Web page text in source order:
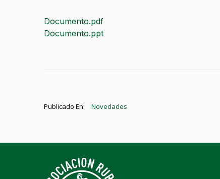
Documento.pdf
Documento.ppt
Publicado En: Novedades